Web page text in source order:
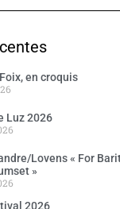
en croquis
Luz 2026
Lovens « For
»
2026